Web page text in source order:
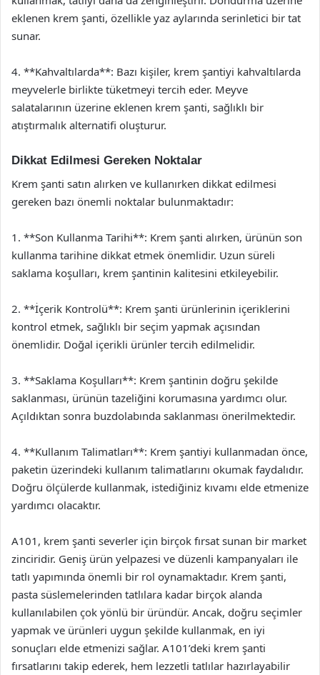
eklenen krem şanti, özellikle yaz aylarında serinletici bir tat
sunar.
4. **Kahvaltılarda**: Bazı kişiler, krem şantiyi kahvaltılarda
meyvelerle birlikte tüketmeyi tercih eder. Meyve
salatalarının üzerine eklenen krem şanti, sağlıklı bir
atıştırmalık alternatifi oluşturur.
Dikkat Edilmesi Gereken Noktalar
Krem şanti satın alırken ve kullanırken dikkat edilmesi
gereken bazı önemli noktalar bulunmaktadır:
1. **Son Kullanma Tarihi**: Krem şanti alırken, ürünün son
kullanma tarihine dikkat etmek önemlidir. Uzun süreli
saklama koşulları, krem şantinin kalitesini etkileyebilir.
2. **İçerik Kontrolü**: Krem şanti ürünlerinin içeriklerini
kontrol etmek, sağlıklı bir seçim yapmak açısından
önemlidir. Doğal içerikli ürünler tercih edilmelidir.
3. **Saklama Koşulları**: Krem şantinin doğru şekilde
saklanması, ürünün tazeliğini korumasına yardımcı olur.
Açıldıktan sonra buzdolabında saklanması önerilmektedir.
4. **Kullanım Talimatları**: Krem şantiyi kullanmadan önce,
paketin üzerindeki kullanım talimatlarını okumak faydalıdır.
Doğru ölçülerde kullanmak, istediğiniz kıvamı elde etmenize
yardımcı olacaktır.
A101, krem şanti severler için birçok fırsat sunan bir market
zinciridir. Geniş ürün yelpazesi ve düzenli kampanyaları ile
tatlı yapımında önemli bir rol oynamaktadır. Krem şanti,
pasta süslemelerinden tatlılara kadar birçok alanda
kullanılabilen çok yönlü bir üründür. Ancak, doğru seçimler
yapmak ve ürünleri uygun şekilde kullanmak, en iyi
sonuçları elde etmenizi sağlar. A101’deki krem şanti
fırsatlarını takip ederek, hem lezzetli tatlılar hazırlayabilir